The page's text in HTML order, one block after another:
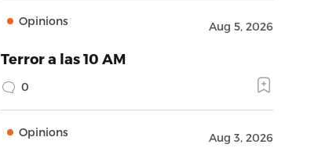
Opinions Aug 5, 2026
Terror a las 10 AM
0
Opinions Aug 3, 2026